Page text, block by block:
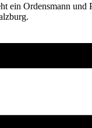
ein Ordensmann